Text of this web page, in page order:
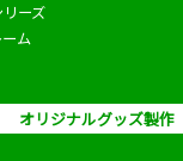
ーズ
ム
オリジナルグッズ製作